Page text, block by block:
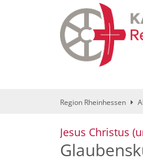
Zum Inhalt springen
Region Rheinhessen
Jesus Christus